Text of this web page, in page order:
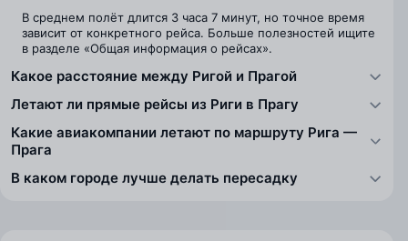
В среднем полёт длится 3 часа 7 минут, но точное время
зависит от конкретного рейса. Больше полезностей ищите
в разделе «Общая информация о рейсах».
Какое расстояние между Ригой и Прагой
Летают ли прямые рейсы из Риги в Прагу
Какие авиакомпании летают по маршруту Рига —
Прага
В каком городе лучше делать пересадку